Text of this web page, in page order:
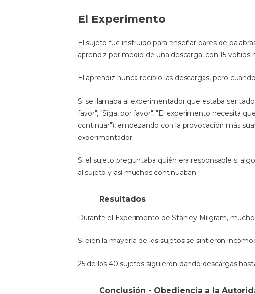
El Experimento
El sujeto fue instruido para enseñar pares de
aprendiz por medio de una descarga, con 15 voltios
El aprendiz nunca recibió las descargas, pero
Si se llamaba al experimentador que estaba
favor", "Siga, por favor", "El experimento necesita
continuar"), empezando con la provocación más
experimentador.
Si el sujeto preguntaba quién era responsable si
al sujeto y así muchos continuaban.
Resultados
Durante el Experimento de Stanley Milgram,
Si bien la mayoría de los sujetos se sintieron
25 de los 40 sujetos siguieron dando descargas
Conclusión - Obediencia a la